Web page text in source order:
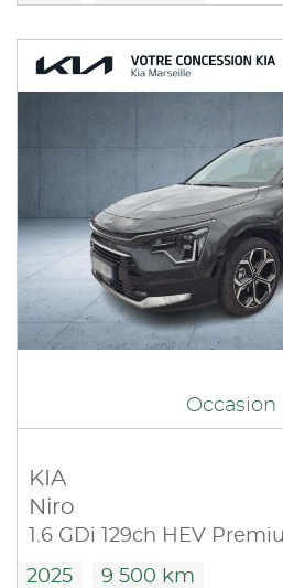
Occasion
KIA
Niro
1.6 GDi 129ch HEV
2025 9 500 km